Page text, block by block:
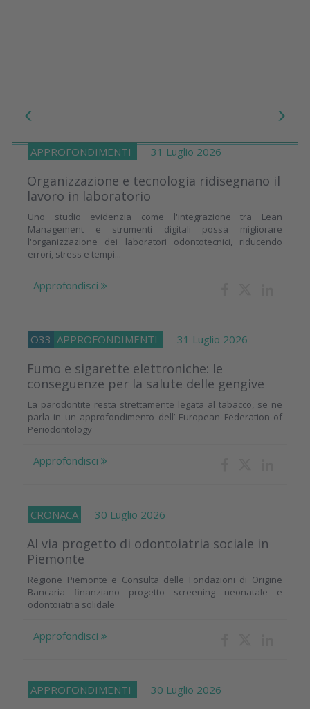
APPROFONDIMENTI 31 Luglio 2026
Organizzazione e tecnologia ridisegnano il
lavoro in laboratorio
Uno studio evidenzia come l'integrazione tra Lean
Management e strumenti digitali possa migliorare
l'organizzazione dei laboratori odontotecnici, riducendo
errori, stress e tempi...
Approfondisci
O33 APPROFONDIMENTI 31 Luglio 2026
Fumo e sigarette elettroniche: le
conseguenze per la salute delle gengive
La parodontite resta strettamente legata al tabacco, se ne
parla in un approfondimento dell’ European Federation of
Periodontology
Approfondisci
CRONACA 30 Luglio 2026
Al via progetto di odontoiatria sociale in
Piemonte
Regione Piemonte e Consulta delle Fondazioni di Origine
Bancaria finanziano progetto screening neonatale e
odontoiatria solidale
Approfondisci
APPROFONDIMENTI 30 Luglio 2026